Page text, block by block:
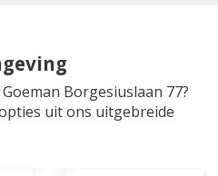
Borgesiuslaan 77?
uit ons uitgebreide